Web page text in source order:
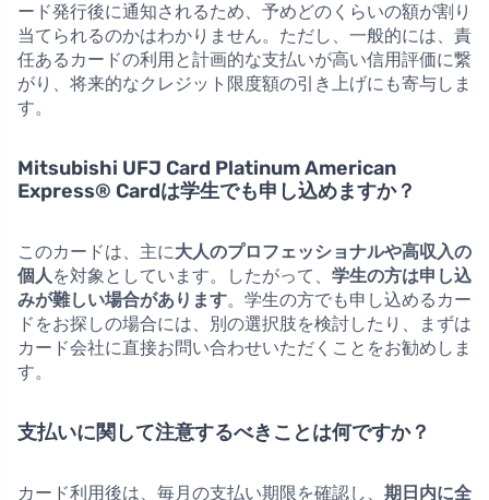
ード発行後に通知されるため、予めどのくらいの額が割り
当てられるのかはわかりません。ただし、一般的には、責
任あるカードの利用と計画的な支払いが高い信用評価に繋
がり、将来的なクレジット限度額の引き上げにも寄与しま
す。
Mitsubishi UFJ Card Platinum American
Express® Cardは学生でも申し込めますか？
このカードは、主に大人のプロフェッショナルや高収入の
個人を対象としています。したがって、 学生の方は申し込
みが難しい場合があります。学生の方でも申し込めるカー
ドをお探しの場合には、別の選択肢を検討したり、まずは
カード会社に直接お問い合わせいただくことをお勧めしま
す。
支払いに関して注意するべきことは何ですか？
カード利用後は、毎月の支払い期限を確認し、 期日内に全